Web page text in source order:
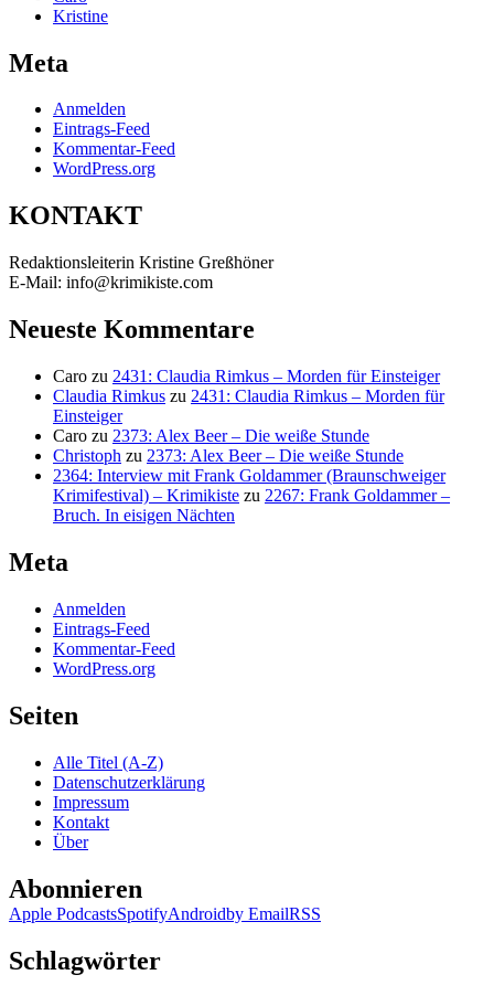
Kristine
Meta
Anmelden
Eintrags-Feed
Kommentar-Feed
WordPress.org
KONTAKT
Redaktionsleiterin Kristine Greßhöner
E-Mail: info@krimikiste.com
Neueste Kommentare
Caro zu 2431: Claudia Rimkus – Morden für Einsteiger
Claudia Rimkus zu 2431: Claudia Rimkus – Morden für
Einsteiger
Caro zu 2373: Alex Beer – Die weiße Stunde
Christoph zu 2373: Alex Beer – Die weiße Stunde
2364: Interview mit Frank Goldammer (Braunschweiger
Krimifestival) – Krimikiste zu 2267: Frank Goldammer –
Bruch. In eisigen Nächten
Meta
Anmelden
Eintrags-Feed
Kommentar-Feed
WordPress.org
Seiten
Alle Titel (A-Z)
Datenschutzerklärung
Impressum
Kontakt
Über
Abonnieren
Apple PodcastsSpotifyAndroidby EmailRSS
Schlagwörter